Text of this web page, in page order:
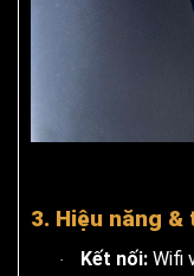
3. Hiệu năng
· Kết nối: Wifi